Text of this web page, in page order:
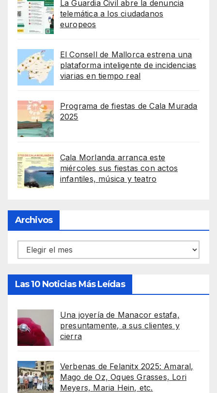
La Guardia Civil abre la denuncia
telemática a los ciudadanos
europeos
El Consell de Mallorca estrena una
plataforma inteligente de incidencias
viarias en tiempo real
Programa de fiestas de Cala Murada
2025
Cala Morlanda arranca este
miércoles sus fiestas con actos
infantiles, música y teatro
Archivos
Archivos
Las 10 Noticias Más Leídas
Una joyería de Manacor estafa,
presuntamente, a sus clientes y
cierra
Verbenas de Felanitx 2025: Amaral,
Mago de Oz, Oques Grasses, Lori
Meyers, Maria Hein, etc.